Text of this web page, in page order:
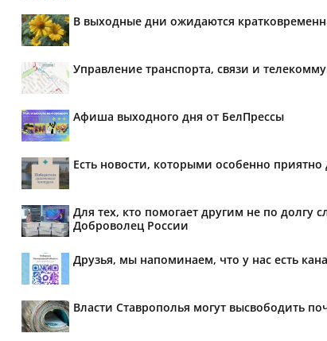
В выходные дни ожидаются
Управление транспорта, связи и
Афиша выходного дня от БелПрессы
Есть новости, которыми особенно приятно
Для тех, кто помогает другим не по долгу
Доброволец России
Друзья, мы напоминаем, что у нас есть
Власти Ставрополья могут высвободить